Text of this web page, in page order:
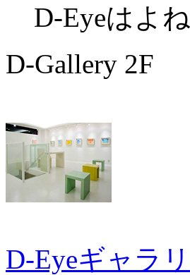
D-Eyeはよ
D-Gallery 2F
D-Eyeギャラ